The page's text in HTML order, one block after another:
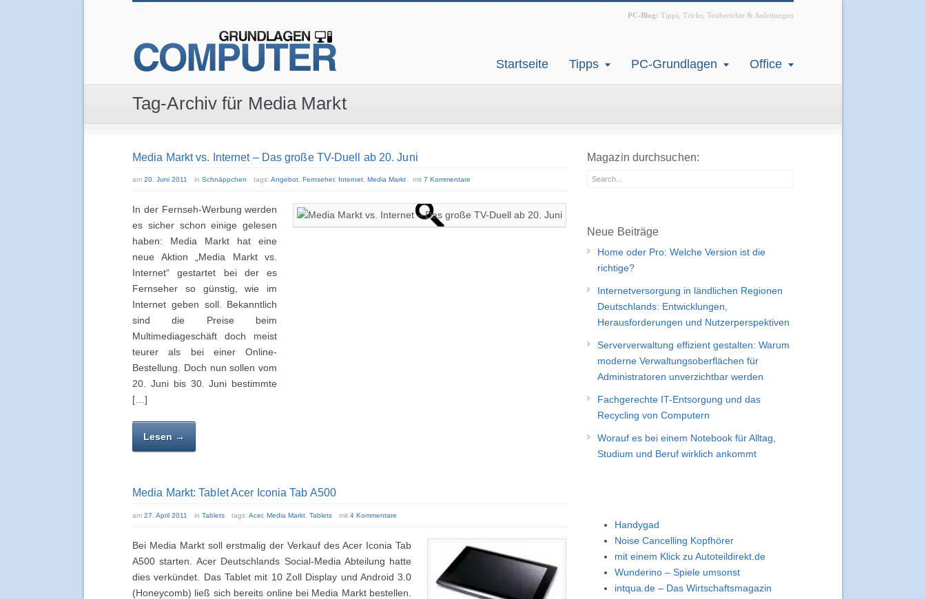
PC-Blog: Tipps, Tricks, Testberichte & Anleitungen
Startseite Tipps PC-Grundlagen Office
Tag-Archiv für Media Markt
Media Markt vs. Internet – Das große TV-Duell ab 20. Juni
am 20. Juni 2011 in Schnäppchen tags: Angebot, Fernseher, Internet, Media Markt mit 7 Kommentare
In der Fernseh-Werbung werden
es sicher schon einige gelesen
haben: Media Markt hat eine
neue Aktion „Media Markt vs.
Internet“ gestartet bei der es
Fernseher so günstig, wie im
Internet geben soll. Bekanntlich
sind die Preise beim
Multimediageschäft doch meist
teurer als bei einer Online-
Bestellung. Doch nun sollen vom
20. Juni bis 30. Juni bestimmte
[…]
Lesen →
Media Markt: Tablet Acer Iconia Tab A500
am 27. April 2011 in Tablets tags: Acer, Media Markt Tablets mit 4 Kommentare
Bei Media Markt soll erstmalig der Verkauf des Acer Iconia Tab
A500 starten. Acer Deutschlands Social-Media Abteilung hatte
dies verkündet. Das Tablet mit 10 Zoll Display und Android 3.0
(Honeycomb) ließ sich bereits online bei Media Markt bestellen.
Magazin durchsuchen:
Neue Beiträge
Home oder Pro: Welche Version ist die
richtige?
Internetversorgung in ländlichen Regionen
Deutschlands: Entwicklungen,
Herausforderungen und Nutzerperspektiven
Serververwaltung effizient gestalten: Warum
moderne Verwaltungsoberflächen für
Administratoren unverzichtbar werden
Fachgerechte IT-Entsorgung und das
Recycling von Computern
Worauf es bei einem Notebook für Alltag,
Studium und Beruf wirklich ankommt
Handygad
Noise Cancelling Kopfhörer
mit einem Klick zu Autoteildirekt.de
Wunderino – Spiele umsonst
intqua.de – Das Wirtschaftsmagazin